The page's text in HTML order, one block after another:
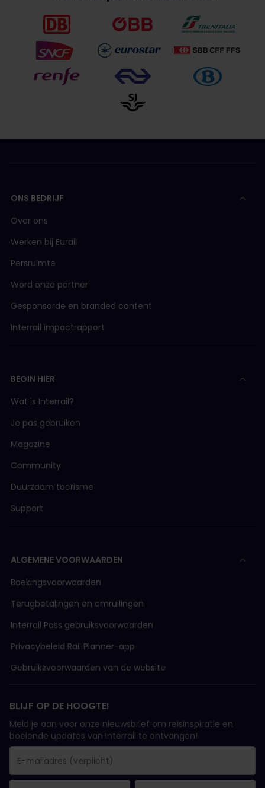
ONS BEDRIJF
Over ons
Werken bij Eurail
Persruimte
Word onze partner
Gesponsorde en branded content
Interrail impactrapport
BEGIN HIER
Wat is Interrail?
Je pas gebruiken
Magazine
Community
Duurzaam toerisme
Support
ALGEMENE VOORWAARDEN
Boekingsvoorwaarden
Terugbetalingen en omruilingen
Interrail Pass gebruiksvoorwaarden
Privacybeleid Rail Planner-app
Gebruiksvoorwaarden van de website
BLIJF OP DE HOOGTE!
Meld je aan voor onze nieuwsbrief om reisinspiratie en
boeiende updates van Interrail te ontvangen!